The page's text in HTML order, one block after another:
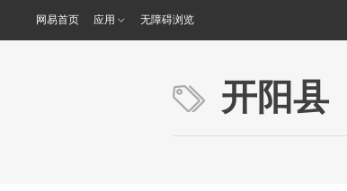
网易首页 应用 无障碍浏览
开阳县